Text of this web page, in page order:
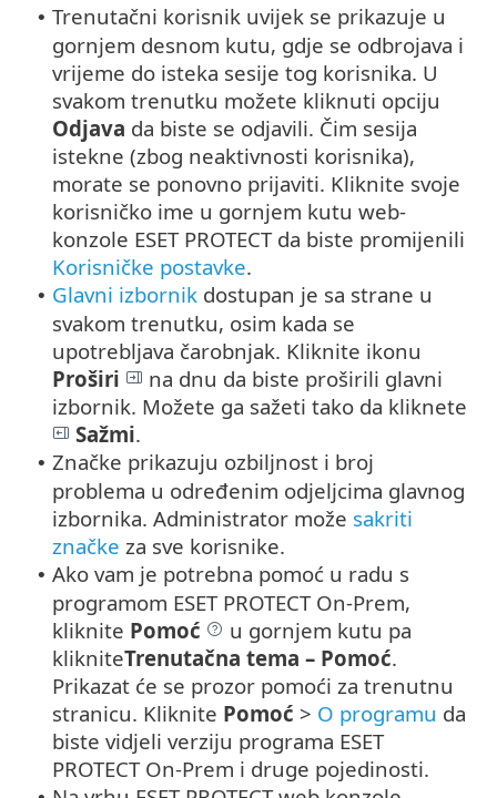
• Trenutačni korisnik uvijek se prikazuje u
gornjem desnom kutu, gdje se odbrojava i
vrijeme do isteka sesije tog korisnika. U
svakom trenutku možete kliknuti opciju
Odjava da biste se odjavili. Čim sesija
istekne (zbog neaktivnosti korisnika),
morate se ponovno prijaviti. Kliknite svoje
korisničko ime u gornjem kutu web-
konzole ESET PROTECT da biste promijenili
Korisničke postavke.
• Glavni izbornik dostupan je sa strane u
svakom trenutku, osim kada se
upotrebljava čarobnjak. Kliknite ikonu
Proširi
na dnu da biste proširili glavni
izbornik. Možete ga sažeti tako da kliknete
Sažmi.
• Značke prikazuju ozbiljnost i broj
problema u određenim odjeljcima glavnog
izbornika. Administrator može sakriti
značke za sve korisnike.
• Ako vam je potrebna pomoć u radu s
programom ESET PROTECT On-Prem,
kliknite Pomoć
u gornjem kutu pa
klikniteTrenutačna tema – Pomoć.
Prikazat će se prozor pomoći za trenutnu
stranicu. Kliknite Pomoć > O programu da
biste vidjeli verziju programa ESET
PROTECT On-Prem i druge pojedinosti.